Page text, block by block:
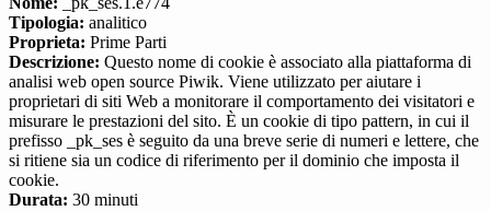
Tipologia: analitico
Proprieta: Prime Parti
Descrizione: Questo nome di cookie è associato alla piattaforma di
analisi web open source Piwik. Viene utilizzato per aiutare i
proprietari di siti Web a monitorare il comportamento dei visitatori e
misurare le prestazioni del sito. È un cookie di tipo pattern, in cui il
prefisso _pk_ses è seguito da una breve serie di numeri e lettere, che
si ritiene sia un codice di riferimento per il dominio che imposta il
cookie.
Durata: 30 minuti